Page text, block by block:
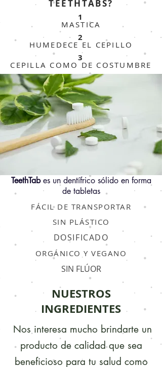
TEETHTABS?
1
MASTICA
2
HUMEDECE EL CEPILLO
3
CEPILLA COMO DE COSTUMBRE
TeethTabes un dentífrico sólido en forma
de tabletas
FÁCIL DE TRANSPORTAR
SIN PLÁSTICO
DOSIFICADO
ORGÁNICO Y VEGANO
SIN FLÚOR
NUESTROS
INGREDIENTES
Nos interesa mucho brindarte un
producto de calidad que sea
beneficioso para tu salud como